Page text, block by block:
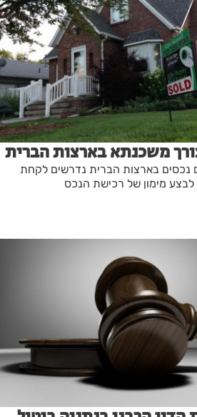
משכנתא בארצות הברית
נכסים בארצות הברית נדרשים לקחת
מימון של רכישת הנכס